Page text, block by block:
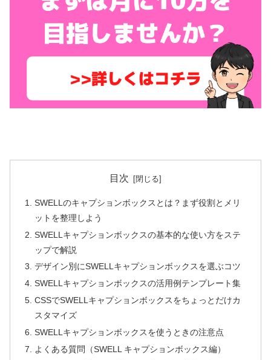
目次
SWELLのキャプションボックスとは？まず役割とメリ
ットを整理しよう
SWELLキャプションボックスの基本的な使い方をステ
ップで解説
デザイン別にSWELLキャプションボックスを選ぶコツ
SWELLキャプションボックスの活用例テンプレート集
CSSでSWELLキャプションボックスをちょっとだけカ
スタマイズ
SWELLキャプションボックスを使うときの注意点
よくある質問（SWELL キャプションボックス編）